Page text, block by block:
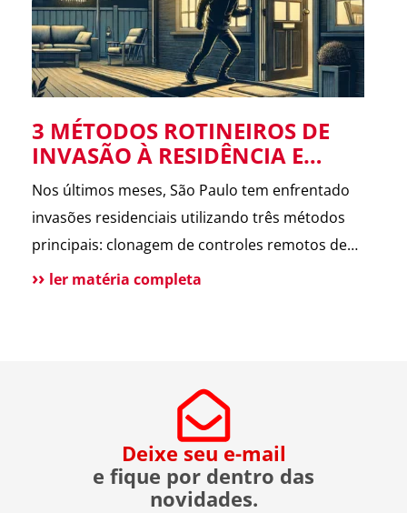
limpezas pesadas em superfícies duras.
A escolha adequada prolonga a vida útil das
superfícies e garante uma limpeza eficiente.
3 MÉTODOS ROTINEIROS DE
INVASÃO À RESIDÊNCIA E
COMO EVITÁ-LOS
Nos últimos meses, São Paulo tem enfrentado
invasões residenciais utilizando três métodos
principais: clonagem de controles remotos de
portões, aproveitamento de portões abertos
portões fechados durante serviços e aumentar a
segurança perimetral com cercas e câmeras. A
ASTER, empresa especializada em segurança,
destaca a eficácia do seu serviço de chegadas e
ler matéria completa
Deixe seu e-mail
e fique por dentro das
novidades.